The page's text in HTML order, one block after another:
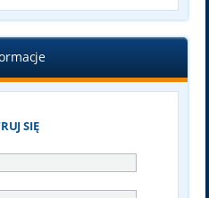
SIĘ